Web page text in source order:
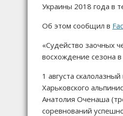
Украины 2018 года в
Об этом сообщил в
«Судейство заочных
восхождение сезона
1 августа
Харьковского
Анатолия Оченаша
соревнований